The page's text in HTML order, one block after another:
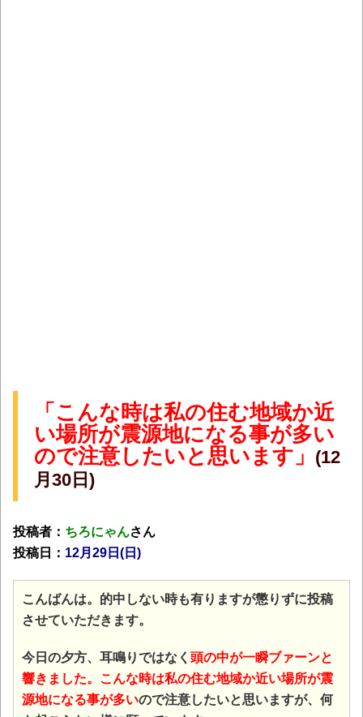
「こんな時は私の住む地域か近
い場所が震源地になる事が多い
ので注意したいと思います」 (12
月30日)
投稿者： ちろにゃんさん
投稿日： 12月29日(日)
こんばんは。的中しない時も有りますが懲りずに投稿
させていただきます。
今日の夕方、耳鳴りではなく 頭の中が一瞬ブァーンと
響きました。こんな時は私の住む地域か近い場所が震
源地になる事が多いので注意したいと思いますが、何